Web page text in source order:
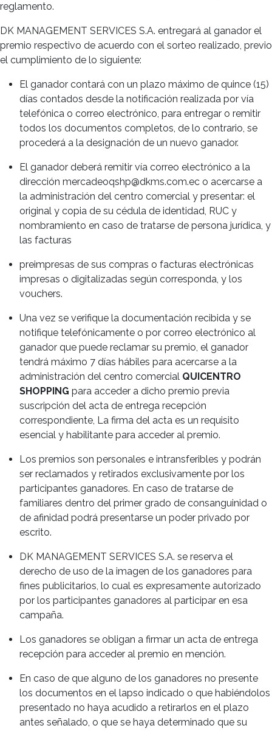
reglamento.
DK MANAGEMENT SERVICES S.A. entregará al ganador el
premio respectivo de acuerdo con el sorteo realizado, previo
el cumplimiento de lo siguiente:
El ganador contará con un plazo máximo de quince (15)
días contados desde la notificación realizada por vía
telefónica o correo electrónico, para entregar o remitir
todos los documentos completos, de lo contrario, se
procederá a la designación de un nuevo ganador.
El ganador deberá remitir vía correo electrónico a la
dirección mercadeoqshp@dkms.com.ec o acercarse a
la administración del centro comercial y presentar: el
original y copia de su cédula de identidad, RUC y
nombramiento en caso de tratarse de persona jurídica, y
las facturas
preimpresas de sus compras o facturas electrónicas
impresas o digitalizadas según corresponda, y los
vouchers.
Una vez se verifique la documentación recibida y se
notifique telefónicamente o por correo electrónico al
ganador que puede reclamar su premio, el ganador
tendrá máximo 7 días hábiles para acercarse a la
administración del centro comercial QUICENTRO
SHOPPING para acceder a dicho premio previa
suscripción del acta de entrega recepción
correspondiente, La firma del acta es un requisito
esencial y habilitante para acceder al premio.
Los premios son personales e intransferibles y podrán
ser reclamados y retirados exclusivamente por los
participantes ganadores. En caso de tratarse de
familiares dentro del primer grado de consanguinidad o
de afinidad podrá presentarse un poder privado por
escrito.
DK MANAGEMENT SERVICES S.A. se reserva el
derecho de uso de la imagen de los ganadores para
fines publicitarios, lo cual es expresamente autorizado
por los participantes ganadores al participar en esa
campaña.
Los ganadores se obligan a firmar un acta de entrega
recepción para acceder al premio en mención.
En caso de que alguno de los ganadores no presente
los documentos en el lapso indicado o que habiéndolos
presentado no haya acudido a retirarlos en el plazo
antes señalado, o que se haya determinado que su